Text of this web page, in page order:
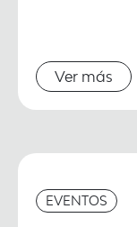
Ver más
EVENTOS